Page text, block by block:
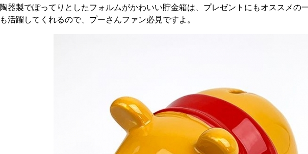
陶器製でぽってりとしたフォルムがかわいい貯金箱は、プレゼントにもオススメの
も活躍してくれるので、プーさんファン必見ですよ。